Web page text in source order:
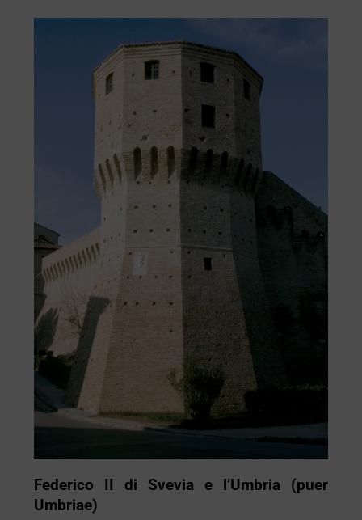
Federico II di Svevia e l’Umbria (puer
Umbriae)